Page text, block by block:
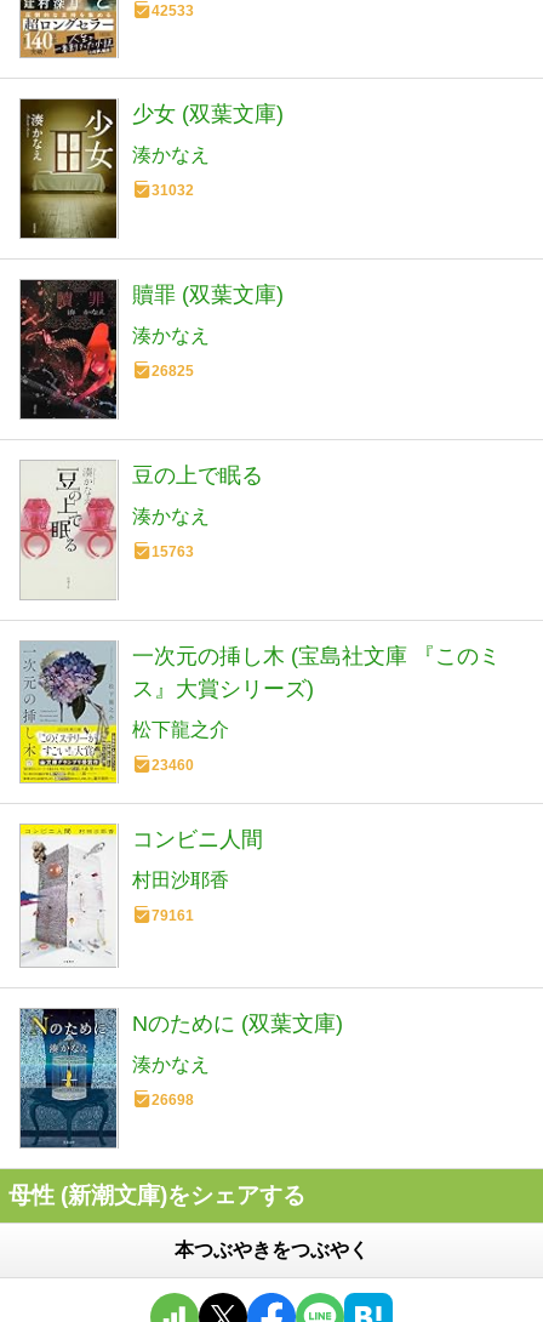
42533
少女 (双葉文庫)
湊かなえ
31032
贖罪 (双葉文庫)
湊かなえ
26825
豆の上で眠る
湊かなえ
15763
一次元の挿し木 (宝島社文庫 『このミ
ス』大賞シリーズ)
松下龍之介
23460
コンビニ人間
村田沙耶香
79161
Nのために (双葉文庫)
湊かなえ
26698
母性 (新潮文庫)をシェアする
本つぶやきをつぶやく